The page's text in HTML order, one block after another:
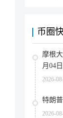
币圈
摩根
月04
2026-
特朗
2026-